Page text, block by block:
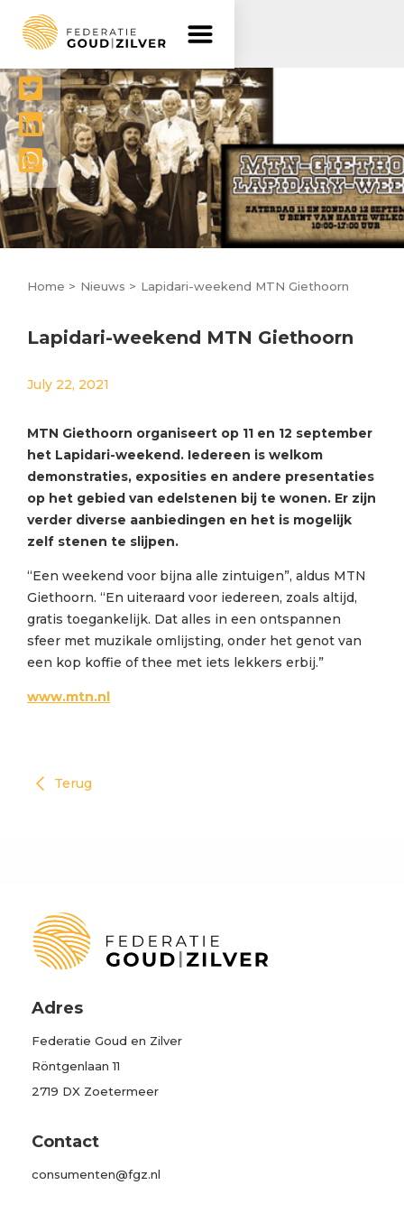
Delen




Home > Nieuws > Lapidari-weekend MTN Giethoorn
Lapidari-weekend MTN Giethoorn
July 22, 2021
MTN Giethoorn organiseert op 11 en 12 september
het Lapidari-weekend. Iedereen is welkom
demonstraties, exposities en andere presentaties
op het gebied van edelstenen bij te wonen. Er zijn
verder diverse aanbiedingen en het is mogelijk
zelf stenen te slijpen.
“Een weekend voor bijna alle zintuigen”, aldus MTN
Giethoorn. “En uiteraard voor iedereen, zoals altijd,
gratis toegankelijk. Dat alles in een ontspannen
sfeer met muzikale omlijsting, onder het genot van
een kop koffie of thee met iets lekkers erbij.”
www.mtn.nl
Terug
Adres
Federatie Goud en Zilver
Röntgenlaan 11
2719 DX Zoetermeer
Contact
consumenten@fgz.nl